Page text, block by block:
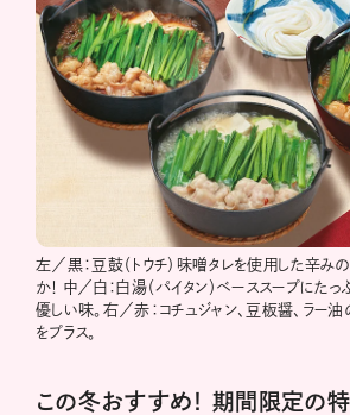
左／黒：豆鼓（トウチ）味噌タレを使用した辛み
か！ 中／白：白湯（パイタン）ベーススープにた
優しい味。右／赤：コチュジャン、豆板醤、ラー
をプラス。
この冬おすすめ！ 期間限定の